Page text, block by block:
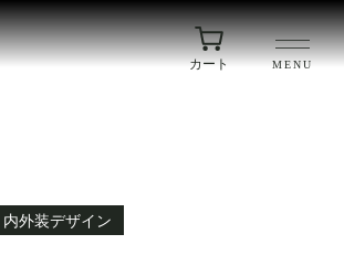
MENU
カート
内外装デザイン